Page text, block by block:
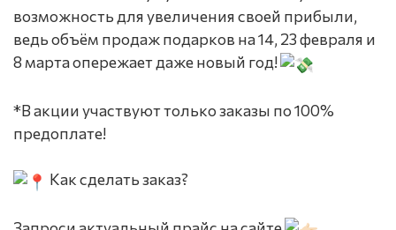
возможность для увеличения своей прибыли,
ведь объём продаж подарков на 14, 23 февраля и
8 марта опережает даже новый год!
*В акции участвуют только заказы по 100%
предоплате!
Как сделать заказ?